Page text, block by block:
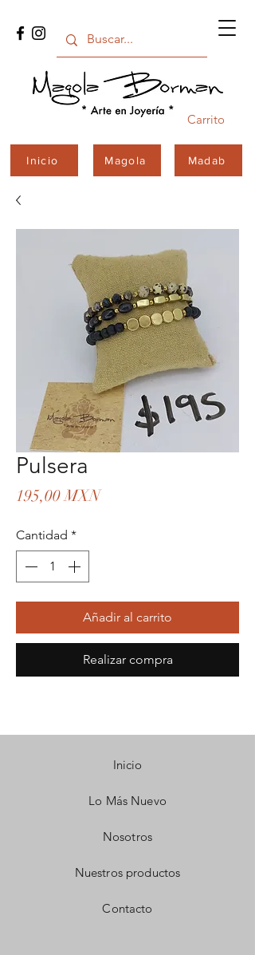
Carrito
Inicio Magola Madab
Pulsera
195,00 MXNPrecio
Cantidad *
Añadir al carrito
Realizar compra
Inicio
Lo Más Nuevo
Nosotros
Nuestros productos
Contacto